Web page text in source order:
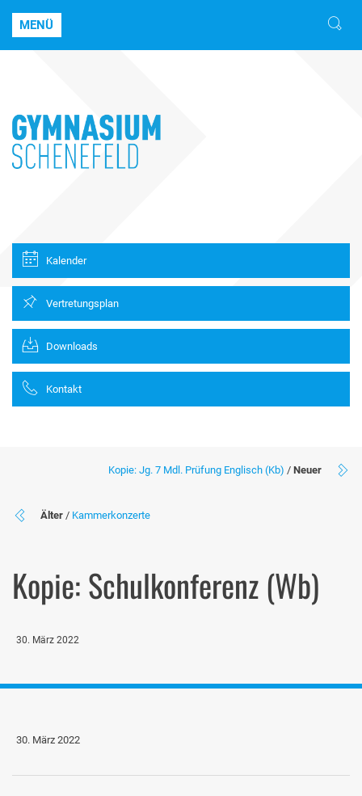
MENÜ
Kalender
Vertretungsplan
Downloads
Kontakt
Kopie: Jg. 7 Mdl. Prüfung Englisch (Kb) / Neuer
Älter / Kammerkonzerte
Kopie: Schulkonferenz (Wb)
30. März 2022
30. März 2022